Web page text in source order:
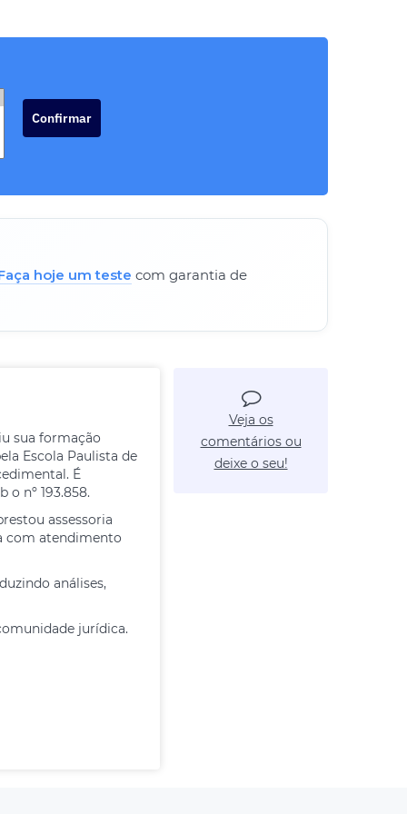
Confirmar
hoje um teste com garantia de
sua formação
Escola Paulista de
É
nº 193.858.
assessoria
com atendimento
análises,
jurídica.
Veja os
comentários ou
deixe o seu!